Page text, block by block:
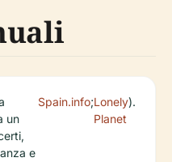
un
e
Spain.info;Lonely
Planet
).